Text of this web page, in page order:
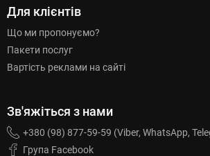
Для клієнтів
Що ми пропонуємо?
Пакети послуг
Вартість реклами на сайті
Зв'яжіться з нами
+380 (98) 877-59-59 (Viber, WhatsApp,
Група Facebook